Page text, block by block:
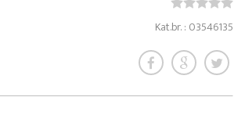
Kat.br. : 03546135